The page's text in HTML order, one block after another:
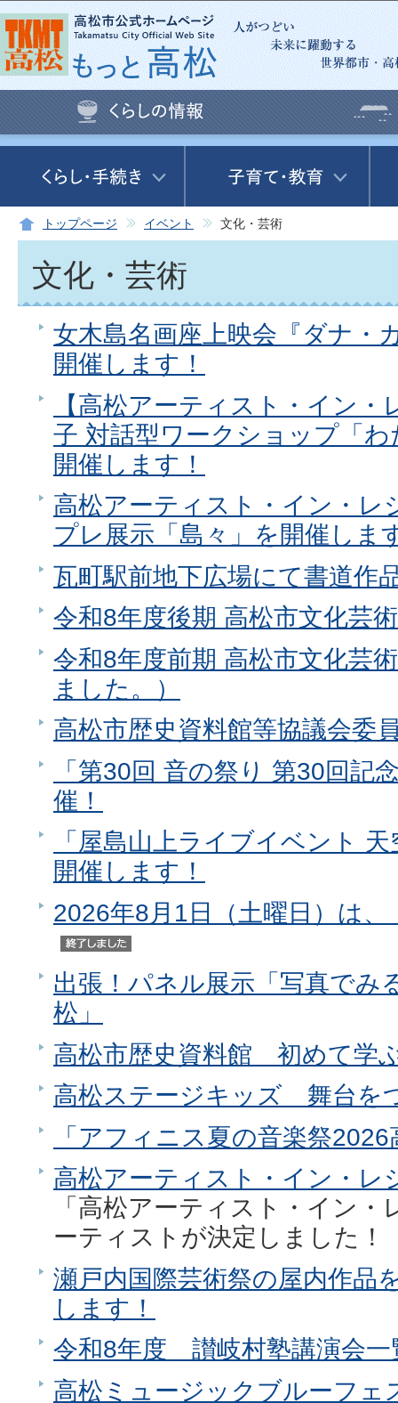
この
トップページ イベント 文化・芸術
文化・芸術
女木島名画座上映会『ダナ・
開催します！
【高松アーティスト・イン
子 対話型ワークショップ「
開催します！
高松アーティスト・イン・
プレ展示「島々」を開催しま
瓦町駅前地下広場にて書道作
令和8年度後期 高松市文化芸
令和8年度前期 高松市文化芸
ました。）
高松市歴史資料館等協議会委
「第30回 音の祭り 第30回記
催！
「屋島山上ライブイベント
開催します！
2026年8月1日（土曜日）は
出張！パネル展示「写真でみ
松」
高松市歴史資料館 初めて学
高松ステージキッズ 舞台を
「アフィニス夏の音楽祭
高松アーティスト・イン・レ
「高松アーティスト・イン
ーティストが決定しました！
瀬戸内国際芸術祭の屋内作品
します！
令和8年度 讃岐村塾講演会一
高松ミュージックブルーフェ